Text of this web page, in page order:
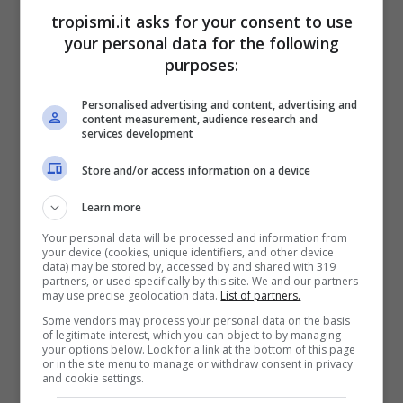
I benefici dell’aceto bianco in lavatrice: un toccasana per il
bucato – tropismi.it
Grazie alla sua carica positiva, l’aceto bianco
rende i tessuti molto più morbidi al tatto, oltre
ad igienizzarli: basta semplicemente
100 ml nello dedicato all’ammorbidentee
procedere con il lavaggio, a prescindere dal
tipo di programma selezionato. E’ importante
tropismi.it asks for your consent to use
your personal data for the following
purposes:
Personalised advertising and content, advertising and
content measurement, audience research and
services development
Store and/or access information on a device
Learn more
Your personal data will be processed and information from
your device (cookies, unique identifiers, and other device
data) may be stored by, accessed by and shared with 319
partners, or used specifically by this site. We and our partners
may use precise geolocation data. List of partners.
Some vendors may process your personal data on the basis
of legitimate interest, which you can object to by managing
your options below. Look for a link at the bottom of this page
or in the site menu to manage or withdraw consent in privacy
and cookie settings.